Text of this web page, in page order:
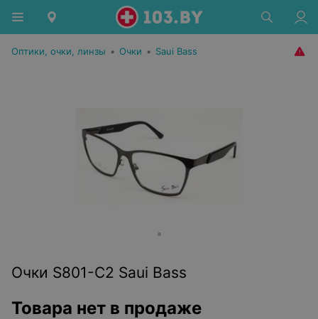
Оптики, очки, линзы • Очки • Saui Bass
Очки S801-C2 Saui Bass
Товара нет в продаже